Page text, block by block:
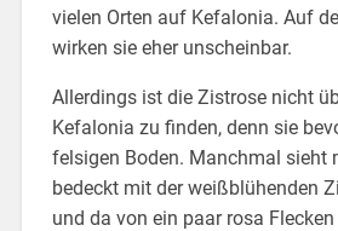
vielen Orten auf Kefalonia. Auf
wirken sie eher unscheinbar.
Allerdings ist die Zistrose nicht
Kefalonia zu finden, denn sie
felsigen Boden. Manchmal sieht
bedeckt mit der weißblühenden
und da von ein paar rosa